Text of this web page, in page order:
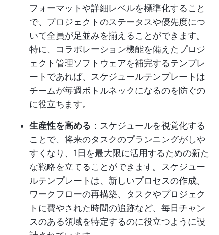
フォーマットや詳細レベルを標準化すること
で、プロジェクトのステータスや優先度につ
いて全員が足並みを揃えることができます。
特に、コラボレーション機能を備えたプロジ
ェクト管理ソフトウェアを補完するテンプレ
ートであれば、スケジュールテンプレートは
チームが毎週ボトルネックになるのを防ぐの
に役立ちます。
生産性を高める ：スケジュールを視覚化する
ことで、将来のタスクのプランニングがしや
すくなり、1日を最大限に活用するための新た
な戦略を立てることができます。スケジュー
ルテンプレートは、新しいプロセスの作成、
ワークフローの再構築、タスクやプロジェク
トに費やされた時間の追跡など、毎日チャン
スのある領域を特定するのに役立つように設